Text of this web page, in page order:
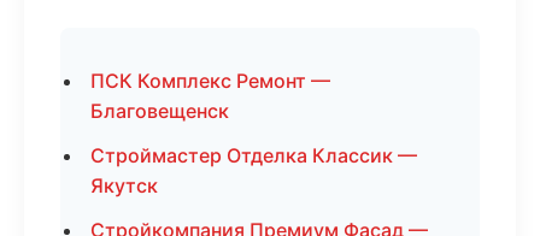
ПСК Комплекс Ремонт —
Благовещенск
Строймастер Отделка Классик —
Якутск
Стройкомпания Премиум Фасад —